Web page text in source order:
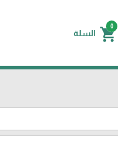
0
shopping_cart السلة